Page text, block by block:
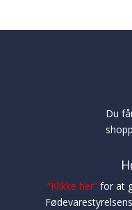
Du
“Klikke her”for at